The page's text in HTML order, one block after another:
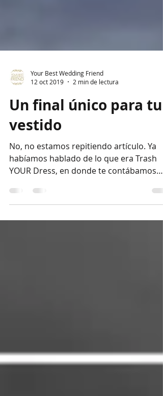
12 oct 2019
2 min de lectura
Un final único para tu
vestido
No, no estamos repitiendo artículo. Ya
habíamos hablado de lo que era Trash
YOUR Dress, en donde te contábamos